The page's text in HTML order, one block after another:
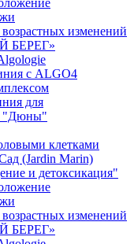
изменений
БЕРЕГ»
с ALGO4
для
"Дюны"
клетками
(Jardin Marin)
и детоксикация"
изменений
БЕРЕГ»